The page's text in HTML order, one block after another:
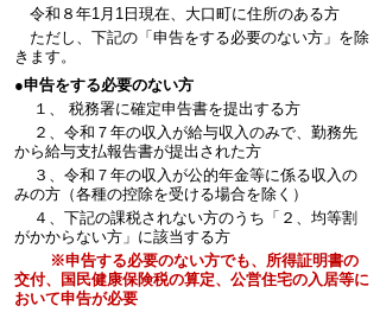
令和８年1月1日現在、大口町に住所のある方
ただし、下記の「申告をする必要のない方」を除
きます。
●申告をする必要のない方
１、 税務署に確定申告書を提出する方
２、令和７年の収入が給与収入のみで、勤務先
から給与支払報告書が提出された方
３、令和７年の収入が公的年金等に係る収入の
みの方（各種の控除を受ける場合を除く）
４、下記の課税されない方のうち「２、均等割
がかからない方」に該当する方
※申告する必要のない方でも、所得証明書の
交付、国民健康保険税の算定、公営住宅の入居等に
おいて申告が必要